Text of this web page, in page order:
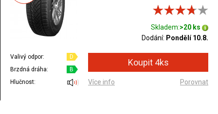
Skladem:>20 ks
Dodání: Pondělí 10.8.
Valivý odpor:
D
Brzdná dráha:
B
Hlučnost:
Více info Porovnat